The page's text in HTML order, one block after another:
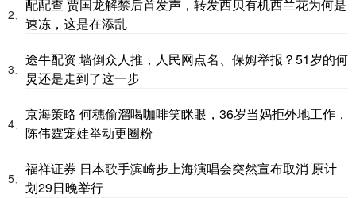
2、
配配查 贾国龙解禁后首发声，转发西贝有机西兰花为何是
速冻，这是在添乱
3、
途牛配资 墙倒众人推，人民网点名、保姆举报？51岁的何
炅还是走到了这一步
4、
京海策略 何穗偷溜喝咖啡笑眯眼，36岁当妈拒外地工作，
陈伟霆宠娃举动更圈粉
5、
福祥证券 日本歌手滨崎步上海演唱会突然宣布取消 原计
划29日晚举行